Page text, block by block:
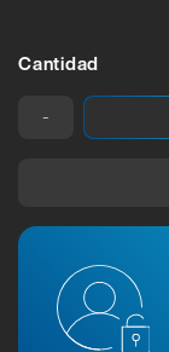
Cantidad
-